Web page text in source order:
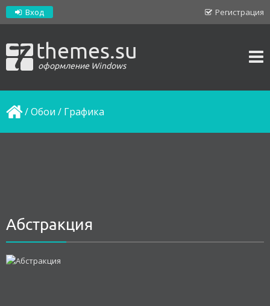
Регистрация
Вход
themes.su
оформление Windows
/Обои / Графика
Абстракция